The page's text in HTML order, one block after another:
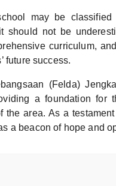
may be classified
should not be
curriculum,
future success.
(Felda)
a foundation for
the area. As a
a beacon of hope and